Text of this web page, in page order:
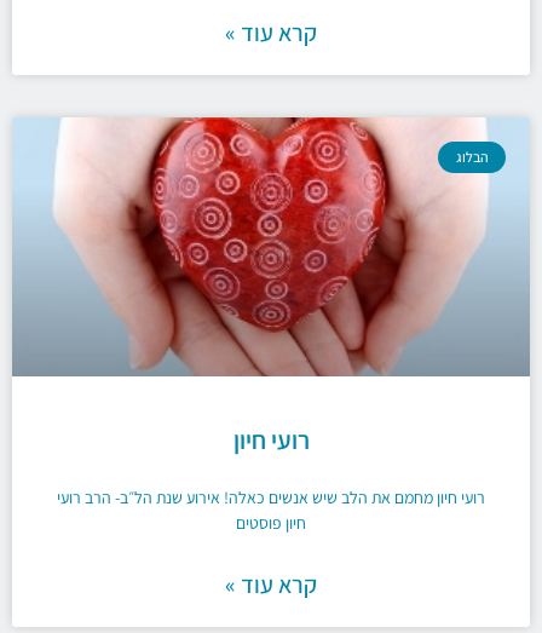
קרא עוד »
הבלוג
רועי חיון
רועי חיון מחמם את הלב שיש אנשים כאלה! אירוע שנת הל״ב- הרב רועי
חיון פוסטים
קרא עוד »